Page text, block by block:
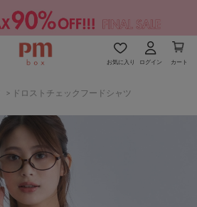
お気に入り ログイン カート
> ドロストチェックフードシャツ